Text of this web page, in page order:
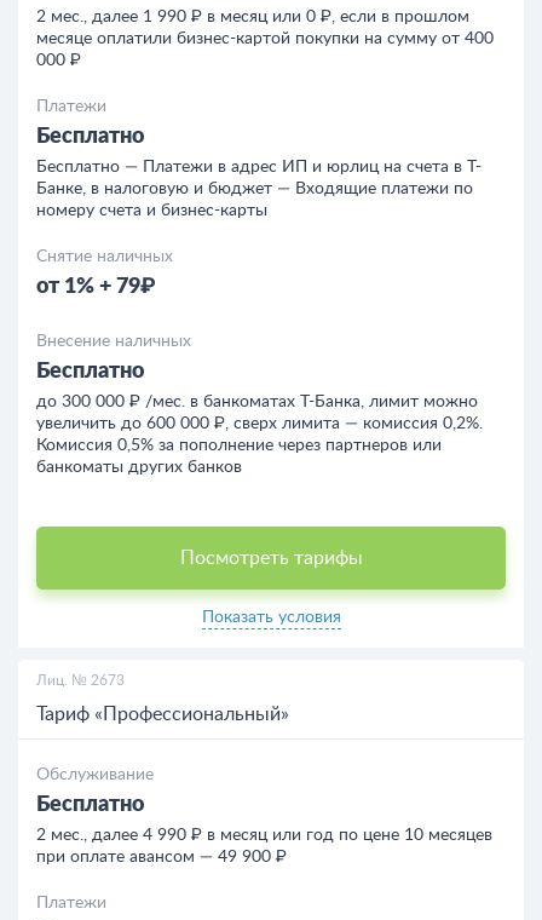
2 мес., далее 1 990 ₽ в месяц или 0 ₽, если в прошлом
месяце оплатили бизнес-картой покупки на сумму от 400
000 ₽
Платежи
Бесплатно
Бесплатно — Платежи в адрес ИП и юрлиц на счета в Т-
Банке, в налоговую и бюджет — Входящие платежи по
номеру счета и бизнес-карты
Снятие наличных
от 1% + 79₽
Внесение наличных
Бесплатно
до 300 000 ₽ /мес. в банкоматах Т-Банка, лимит можно
увеличить до 600 000 ₽, сверх лимита — комиссия 0,2%.
Комиссия 0,5% за пополнение через партнеров или
банкоматы других банков
Посмотреть тарифы
Показать условия
Лиц. № 2673
Тариф «Профессиональный»
Обслуживание
Бесплатно
2 мес., далее 4 990 ₽ в месяц или год по цене 10 месяцев
при оплате авансом — 49 900 ₽
Платежи